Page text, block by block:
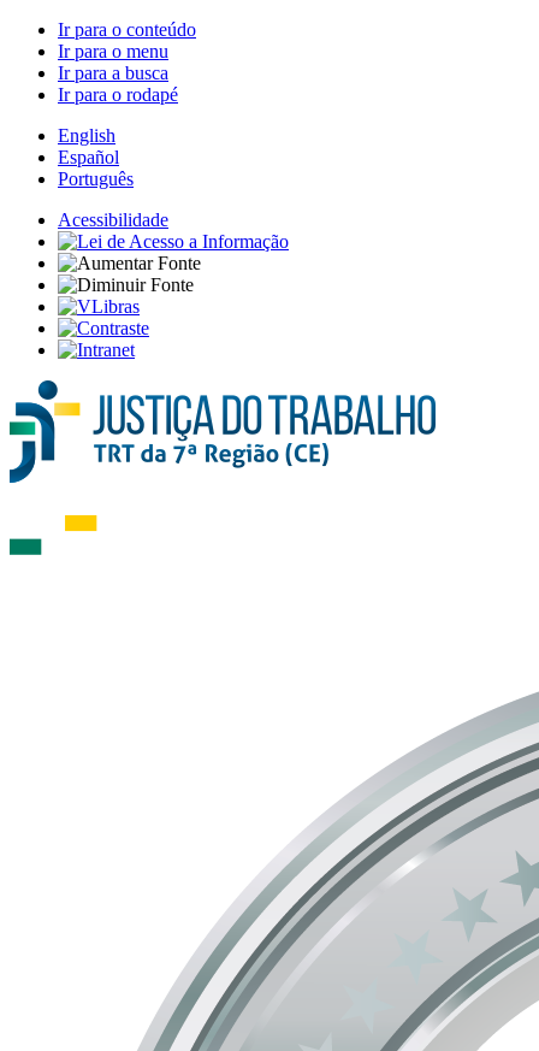
Ir para o conteúdo
Ir para o menu
Ir para a busca
Ir para o rodapé
English
Español
Português
Acessibilidade